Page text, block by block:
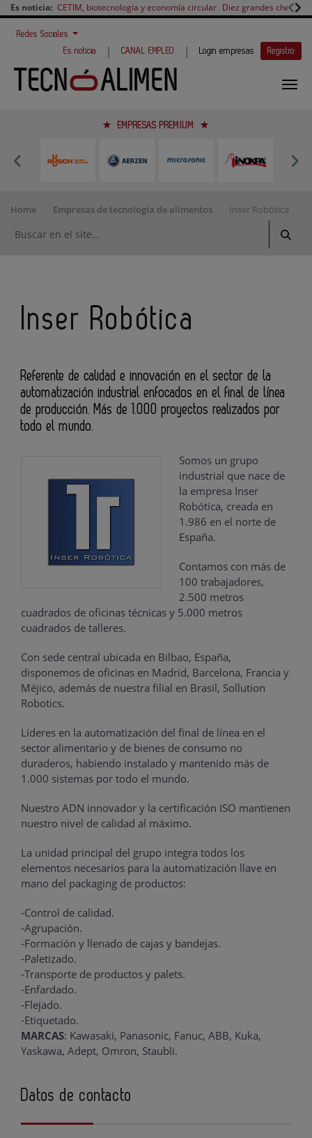
Es noticia: CETIM, biotecnología y economía circular Diez grandes chefs
Redes Sociales
Es noticia
| CANAL EMPLEO | Login empresas Registro
EMPRESAS PREMIUM
Home Empresas de tecnología de alimentos Inser Robótica
Inser Robótica
Referente de calidad e innovación en el sector de la
automatización industrial enfocados en el final de línea
de producción. Más de 1.000 proyectos realizados por
todo el mundo.
Somos un grupo
industrial que nace de
la empresa Inser
Robótica, creada en
1.986 en el norte de
España.
Contamos con más de
100 trabajadores,
2.500 metros
cuadrados de oficinas técnicas y 5.000 metros
cuadrados de talleres.
Con sede central ubicada en Bilbao, España,
disponemos de oficinas en Madrid, Barcelona, Francia y
Méjico, además de nuestra filial en Brasil, Sollution
Robotics.
Líderes en la automatización del final de línea en el
sector alimentario y de bienes de consumo no
duraderos, habiendo instalado y mantenido más de
1.000 sistemas por todo el mundo.
Nuestro ADN innovador y la certificación ISO mantienen
nuestro nivel de calidad al máximo.
La unidad principal del grupo integra todos los
elementos necesarios para la automatización llave en
mano del packaging de productos:
-Control de calidad.
-Agrupación.
-Formación y llenado de cajas y bandejas.
-Paletizado.
-Transporte de productos y palets.
-Enfardado.
-Flejado.
-Etiquetado.
MARCAS: Kawasaki, Panasonic, Fanuc, ABB, Kuka,
Yaskawa, Adept, Omron, Staubli.
Datos de contacto